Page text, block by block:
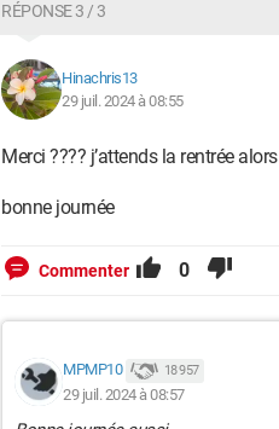
RÉPONSE 3 / 3
Hinachris13
29 juil. 2024 à 08:55
Merci ???? j’attends la rentrée alors
bonne journée
Commenter 0
MPMP10 18 957
29 juil. 2024 à 08:57